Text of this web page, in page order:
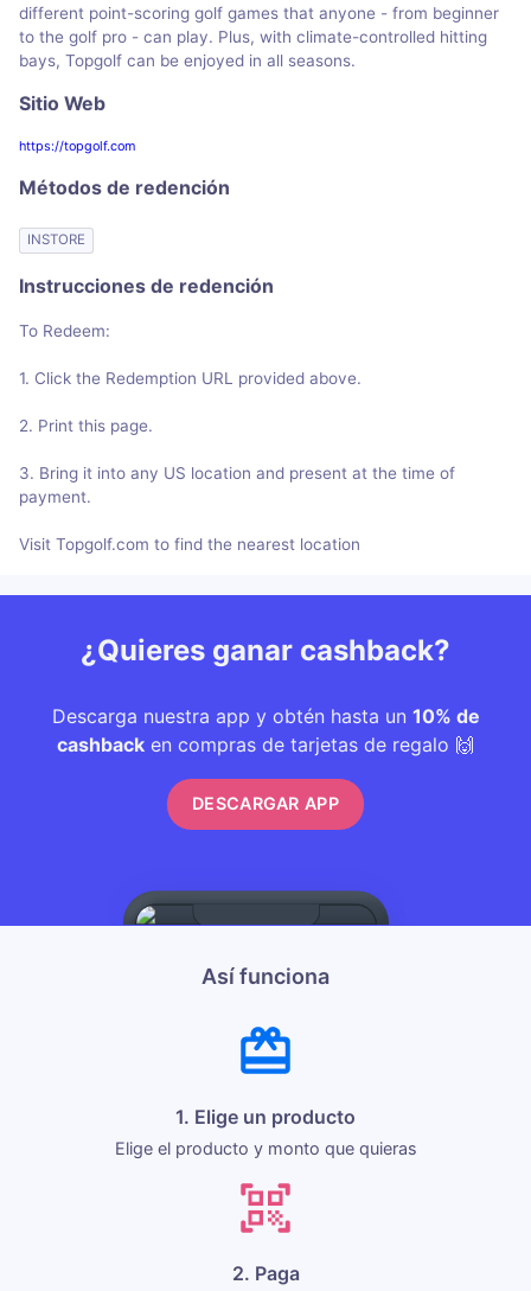
different point-scoring golf games that anyone - from beginner
to the golf pro - can play. Plus, with climate-controlled hitting
bays, Topgolf can be enjoyed in all seasons.
Sitio Web
https://topgolf.com
Métodos de redención
INSTORE
Instrucciones de redención
To Redeem:
1. Click the Redemption URL provided above.
2. Print this page.
3. Bring it into any US location and present at the time of
payment.
Visit Topgolf.com to find the nearest location
¿Quieres ganar cashback?
Descarga nuestra app y obtén hasta un 10% de
cashback en compras de tarjetas de regalo 🙌
DESCARGAR APP
Así funciona
1. Elige un producto
Elige el producto y monto que quieras
2. Paga